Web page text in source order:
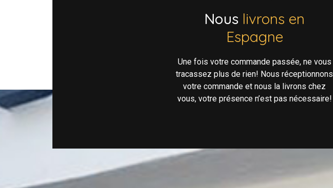
Nous livrons en
Espagne
Une fois votre commande passée, ne vous
tracassez plus de rien! Nous réceptionnons
votre commande et nous la livrons chez
vous, votre présence n’est pas nécessaire!